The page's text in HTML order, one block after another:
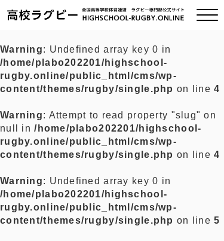
ご挨拶
全国チーム紹介
プライバシーポリシー
Warning: Undefined array key 0 in
/home/plabo202201/highschool-
rugby.online/public_html/cms/wp-
content/themes/rugby/single.php on line4
Warning: Attempt to read property "slug" on
null in/home/plabo202201/highschool-
rugby.online/public_html/cms/wp-
content/themes/rugby/single.php on line4
Warning: Undefined array key 0 in
/home/plabo202201/highschool-
rugby.online/public_html/cms/wp-
content/themes/rugby/single.php on line5